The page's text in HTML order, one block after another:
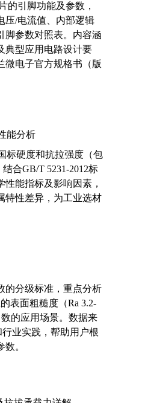
的引脚功能及参数，
压/电流值、内部逻辑
脚参数对照表。内容涵
典型应用电路设计要
微电子官方规格书（版
能分析
标硬度和抗拉强度（包
合GB/T 5231-2012标
能指标及影响因素，
特性差异，为工业选材
的分级标准，重点分析
表面粗糙度（Ra 3.2-
的应用场景。数据来
行业实践，帮助用户根
。